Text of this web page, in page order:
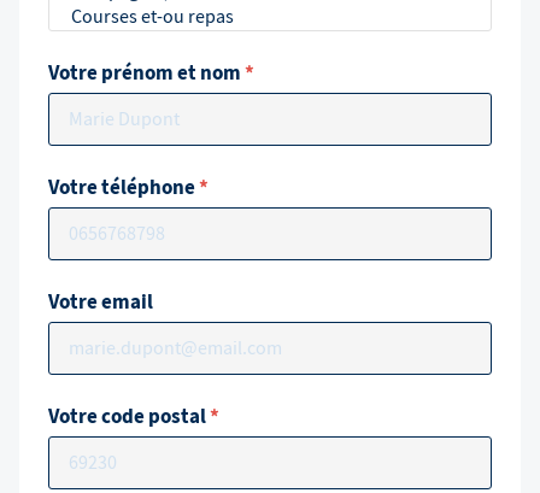
Votre prénom et nom*
Votre téléphone*
Votre email
Votre code postal*